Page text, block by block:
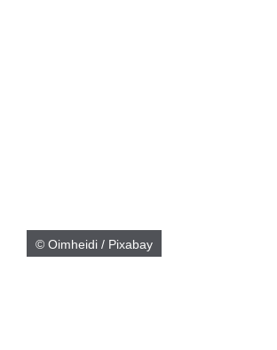
© Oimheidi / Pixabay